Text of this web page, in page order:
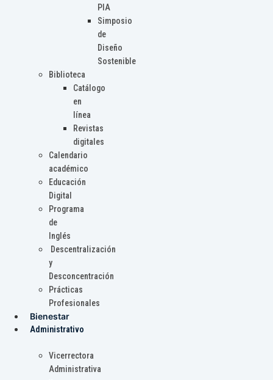
PIA
Simposio
de
Diseño
Sostenible
Biblioteca
Catálogo
en
línea
Revistas
digitales
Calendario
académico
Educación
Digital
Programa
de
Inglés
Descentralización
y
Desconcentración
Prácticas
Profesionales
Bienestar
Administrativo
Vicerrectora
Administrativa